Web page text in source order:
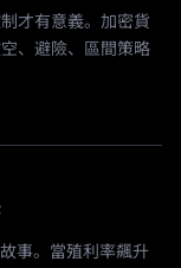
才有意義。加密貨
、避險、區間策略
事。當殖利率飆升